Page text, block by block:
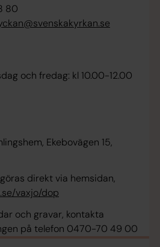
80
och fredag: kl 10.00-12.00
Ekebovägen 15,
direkt via hemsidan,
vaxjo/dop
och gravar, kontakta
på telefon 0470-70 49 00